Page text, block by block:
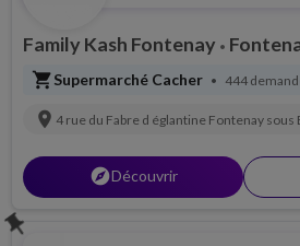
Family Kash Fontenay •
shopping_cartSupermarché Cacher • 444
location_on 4 rue du Fabre d églantine Fontenay sous
explorerDécouvrir